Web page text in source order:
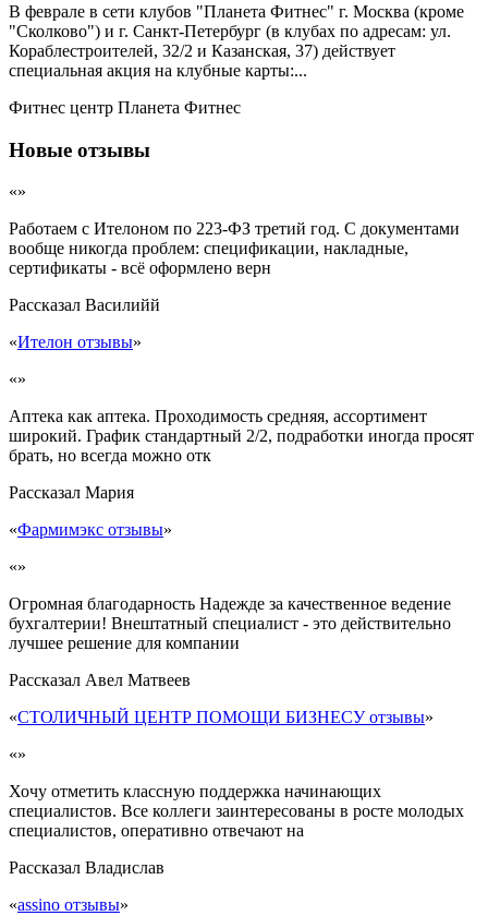
В феврале в сети клубов "Планета Фитнес" г. Москва (кроме
"Сколково") и г. Санкт-Петербург (в клубах по адресам: ул.
Кораблестроителей, 32/2 и Казанская, 37) действует
специальная акция на клубные карты:...
Фитнес центр Планета Фитнес
Новые отзывы
«»
Работаем с Ителоном по 223-ФЗ третий год. С документами
вообще никогда проблем: спецификации, накладные,
сертификаты - всё оформлено верн
Рассказал Василийй
«Ителон отзывы»
«»
Аптека как аптека. Проходимость средняя, ассортимент
широкий. График стандартный 2/2, подработки иногда просят
брать, но всегда можно отк
Рассказал Мария
«Фармимэкс отзывы»
«»
Огромная благодарность Надежде за качественное ведение
бухгалтерии! Внештатный специалист - это действительно
лучшее решение для компании
Рассказал Авел Матвеев
«СТОЛИЧНЫЙ ЦЕНТР ПОМОЩИ БИЗНЕСУ отзывы»
«»
Хочу отметить классную поддержка начинающих
специалистов. Все коллеги заинтересованы в росте молодых
специалистов, оперативно отвечают на
Рассказал Владислав
«assino отзывы»